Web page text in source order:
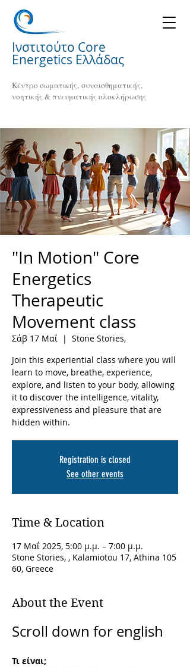
Ινστιτούτο Core
Energetics Ελλάδας
Κέντρο σωματικής, συναισθηματικής,
νοητικής & πνευματικής ολοκλήρωσης
"In Motion" Core
Energetics
Therapeutic
Movement class
Σάβ 17 Μαΐ
  |
Stone Stories,
Join this experiential class where you will
learn to move, breathe, experience,
explore, and listen to your body, allowing
it to discover the intelligence, vitality,
expressiveness and pleasure that are
hidden within.
Registration is closed
See other events
Time & Location
17 Μαΐ 2025, 5:00 μ.μ. – 7:00 μ.μ.
Stone Stories, , Kalamiotou 17, Athina 105
60, Greece
About the Event
Scroll down for english
Τι είναι;